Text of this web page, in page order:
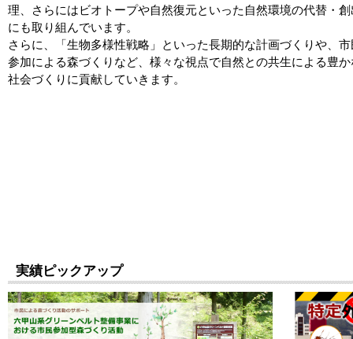
理、さらにはビオトープや自然復元といった自然環境の代替・創
にも取り組んでいます。
さらに、「生物多様性戦略」といった長期的な計画づくりや、市
参加による森づくりなど、様々な視点で自然との共生による豊か
社会づくりに貢献していきます。
実績ピックアップ